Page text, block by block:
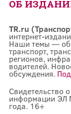
ОБ
TR.ru
интернет-
Наши темы —
транспорт,
регионов,
водителей.
обсуждения.
Свидетельство
информации ЭЛ
года. 16+